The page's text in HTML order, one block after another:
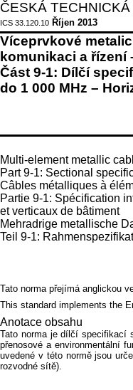
ČESKÁ
ICS 33.120.10 Říjen 2013
Víceprvkové
komunikaci a řízení
Část 9-1: Dílčí
do 1 000 MHz –
Multi-element metallic
Part 9-1: Sectional
Câbles métalliques à
Partie 9-1: Spécification
et verticaux de bâtiment
Mehradrige metallische
Teil 9-1:
Tato norma přejímá anglickou
This standard implements the
Anotace obsahu
Tato norma je dílčí specifikací
přenosové a environmentální
uvedené v této normě jsou
rozvodné sítě).